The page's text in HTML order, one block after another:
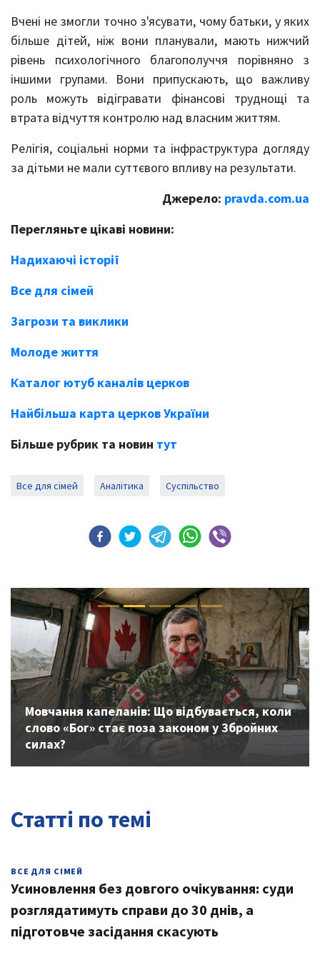
Вчені не змогли точно з'ясувати, чому батьки, у яких
більше дітей, ніж вони планували, мають нижчий
рівень психологічного благополуччя порівняно з
іншими групами. Вони припускають, що важливу
роль можуть відігравати фінансові труднощі та
втрата відчуття контролю над власним життям.
Релігія, соціальні норми та інфраструктура догляду
за дітьми не мали суттєвого впливу на результати.
Джерело: pravda.com.ua
Перегляньте цікаві новини:
Надихаючі історії
Все для сімей
Загрози та виклики
Молоде життя
Каталог ютуб каналів церков
Найбільша карта церков України
Більше рубрик та новин тут
Все для сімей Аналітика Суспільство
Мовчання капеланів: Що відбувається, коли
слово «Бог» стає поза законом у Збройних
силах?
Previous Next
Статті по темі
ВСЕ ДЛЯ СІМЕЙ
Усиновлення без довгого очікування: суди
розглядатимуть справи до 30 днів, а
підготовче засідання скасують